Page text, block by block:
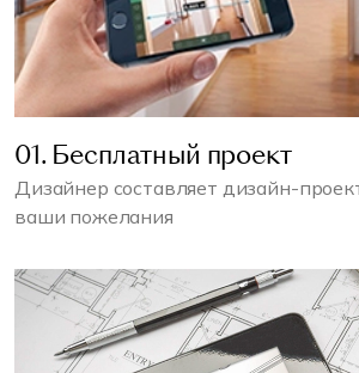
01. Бесплатный проект
Дизайнер составляет дизайн-
ваши пожелания